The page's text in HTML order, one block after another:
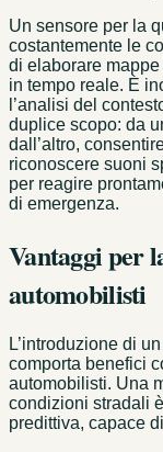
Un sensore per la
costantemente le
di elaborare
in tempo reale. È
l’analisi del
duplice scopo: da
dall’altro,
riconoscere suoni
per reagire
di emergenza.
Vantaggi per
automobilisti
L’introduzione di
comporta benefici
automobilisti. Una
condizioni stradali
predittiva, capace